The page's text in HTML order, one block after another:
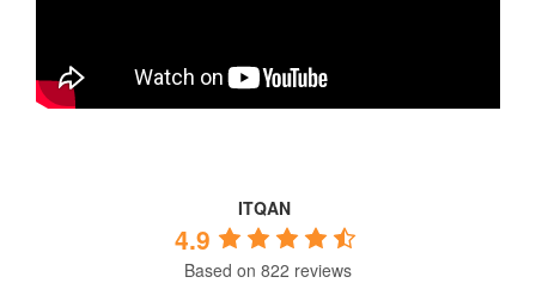
ITQAN
4.9
Based on 822 reviews